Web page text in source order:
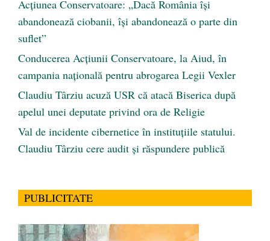
Acțiunea Conservatoare: „Dacă România își
abandonează ciobanii, își abandonează o parte din
suflet”
Conducerea Acțiunii Conservatoare, la Aiud, în
campania națională pentru abrogarea Legii Vexler
Claudiu Târziu acuză USR că atacă Biserica după
apelul unei deputate privind ora de Religie
Val de incidente cibernetice în instituțiile statului.
Claudiu Târziu cere audit și răspundere publică
PUBLICITATE